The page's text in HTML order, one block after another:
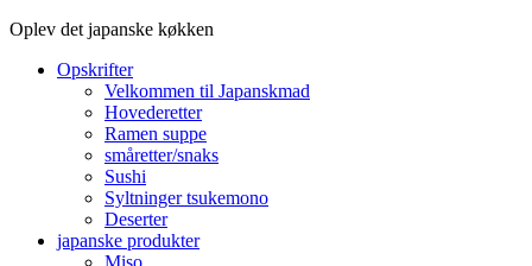
Oplev det japanske køkken
Opskrifter
Velkommen til Japanskmad
Hovederetter
Ramen suppe
småretter/snaks
Sushi
Syltninger tsukemono
Deserter
japanske produkter
Miso